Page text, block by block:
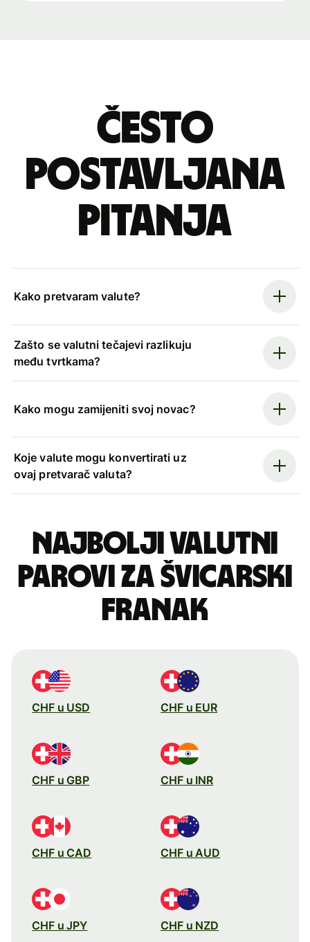
Često
postavljana
pitanja
Kako pretvaram valute?
Zašto se valutni tečajevi razlikuju
među tvrtkama?
Kako mogu zamijeniti svoj novac?
Koje valute mogu konvertirati uz
ovaj pretvarač valuta?
Najbolji valutni
parovi za švicarski
franak
CHF u USD CHF u EUR
CHF u GBP CHF u INR
CHF u CAD CHF u AUD
CHF u JPY CHF u NZD